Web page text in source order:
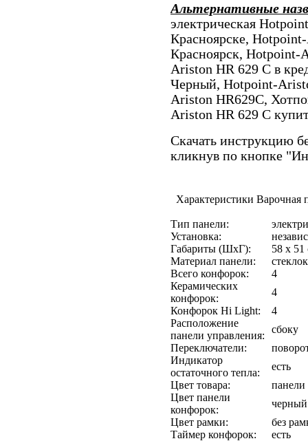
Альтернативные
электрическая
Красноярске,
Красноярск, Hotpoint-
Ariston HR 629 C в
Черный, Hotpoint-
Ariston HR629C,
Ariston HR 629 C
Скачать инструкцию
кликнув по кнопке
Характеристики Варочная
Тип панели:
Установка:
Габариты (ШхГ):
58 x 51
Материал панели:
Всего конфорок:
4
Керамических
конфорок:
4
Конфорок Hi Light:
4
Расположение
панели управления:
сбоку
Переключатели:
Индикатор
остаточного тепла:
есть
Цвет товара:
Цвет панели
конфорок:
черный
Цвет рамки:
без
Таймер конфорок:
есть